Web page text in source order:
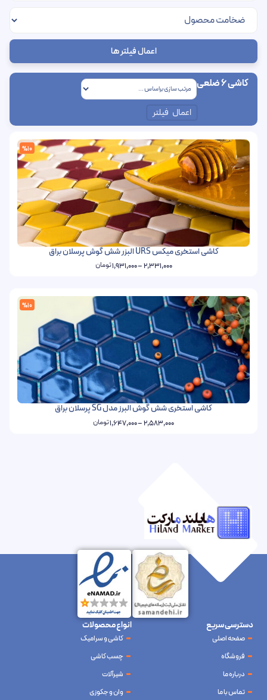
اعمال فیلتر ها
کاشی 6 ضلعی
اعمال فیلتر
%10
کاشی استخری میکس URS البزر شش گوش پرسلان براق
2,331,000
–
1,931,000تومان
%10
کاشی استخری شش گوش البرز مدل SG پرسلان براق
2,583,000
–
1,647,000تومان
دسترسی سریع
صفحه اصلی
فروشگاه
درباره ما
تماس با ما
انواع محصولات
کاشی و سرامیک
چسب کاشی
شیرآلات
وان و جکوزی